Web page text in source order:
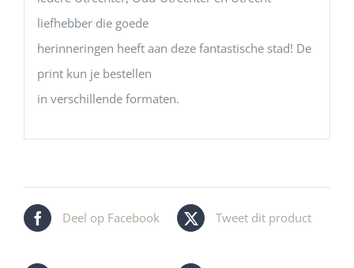
liefhebber die goede
herinneringen heeft aan deze fantastische stad! De
print kun je bestellen
in verschillende formaten.
Deel op Facebook Tweet dit product